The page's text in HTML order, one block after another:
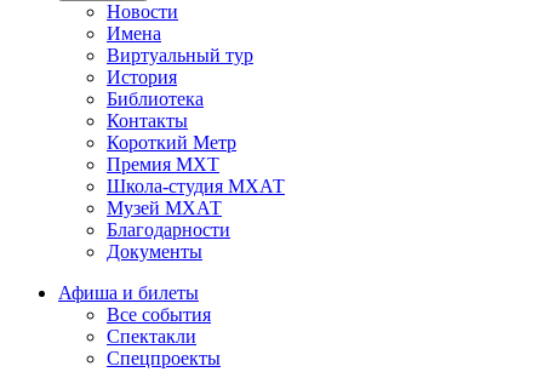
Новости
Имена
Виртуальный тур
История
Библиотека
Контакты
Короткий Метр
Премия МХТ
Школа-студия МХАТ
Музей МХАТ
Благодарности
Документы
Афиша и билеты
Все события
Спектакли
Спецпроекты